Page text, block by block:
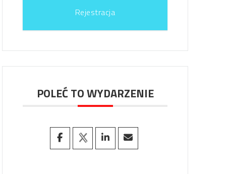
Rejestracja
POLEĆ TO WYDARZENIE